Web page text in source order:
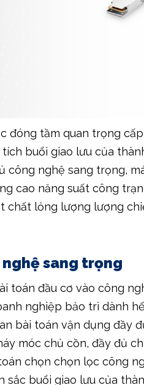
công nghệ sang trọng,
cao năng suất công
chất lỏng lượng lượng
sang trọng
toán đầu cơ vào công
bài toán vận dụng đầy
móc chủ cồn, đầy đủ
chọn chọn lọc công
sắc buổi giao lưu của
giữa phí đầu cơ, thành
mạng lưới hệ thống hiện
shopping máy móc,